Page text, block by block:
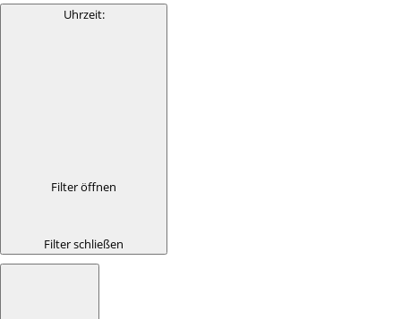
Uhrzeit:
Filter öffnen
Filter schließen